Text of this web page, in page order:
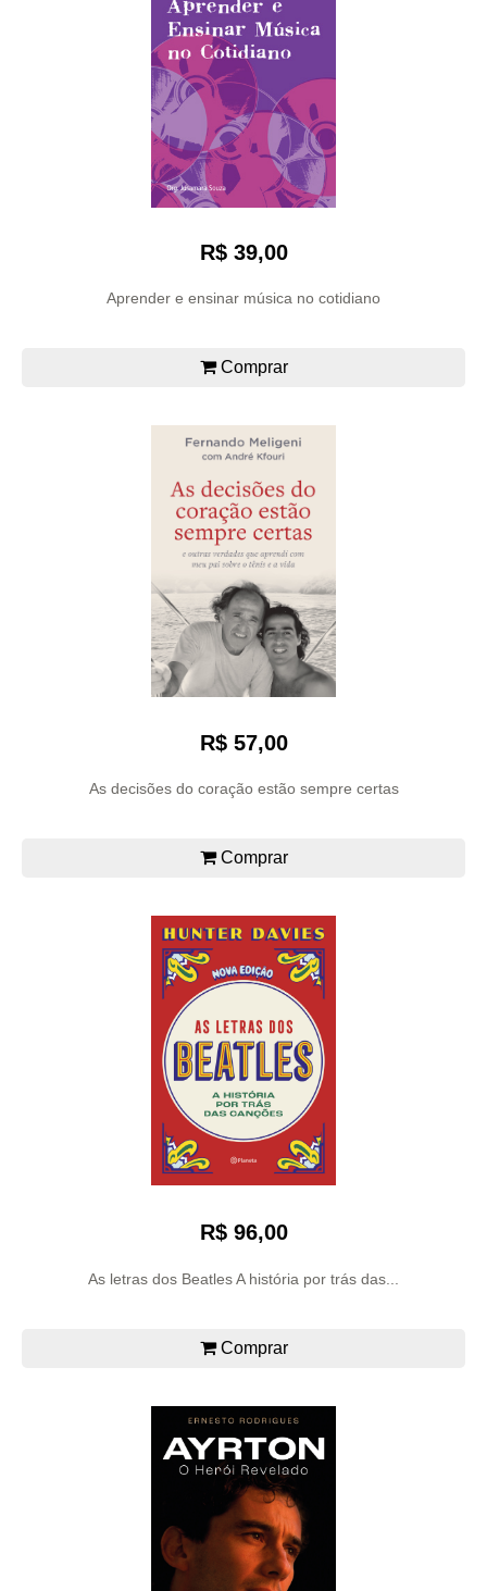
R$ 39,00
Aprender e ensinar música no cotidiano
Comprar
R$ 57,00
As decisões do coração estão sempre certas
Comprar
R$ 96,00
As letras dos Beatles A história por trás das...
Comprar